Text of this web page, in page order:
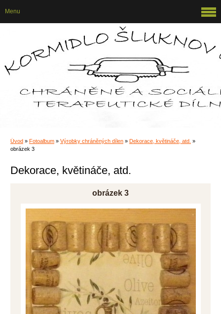
Úvod » Fotoalbum » Výrobky chráněných dílen » Dekorace, květináče, atd. »
obrázek 3
Dekorace, květináče, atd.
obrázek 3
Menu